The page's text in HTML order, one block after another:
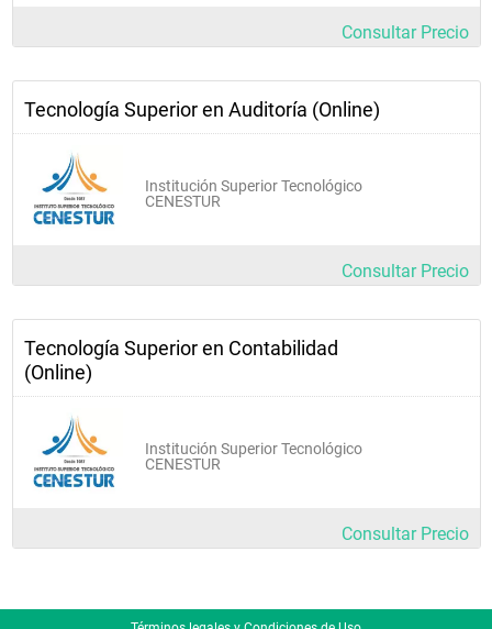
Consultar Precio
Tecnología Superior en Auditoría (Online)
Institución Superior Tecnológico
CENESTUR
Consultar Precio
Tecnología Superior en Contabilidad
(Online)
Institución Superior Tecnológico
CENESTUR
Consultar Precio